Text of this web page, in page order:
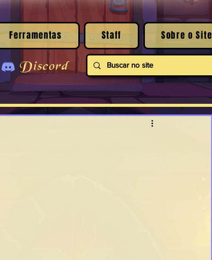
Ferramentas Staff Sobre o Site
Discord